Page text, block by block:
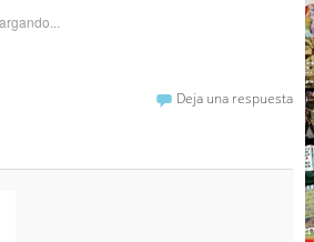
Deja una respuesta